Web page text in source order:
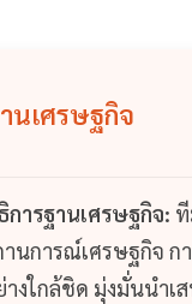
นเศรษฐกิจ
ารฐานเศรษฐกิจ:
นการณ์เศรษฐกิจ ก
งใกล้ชิด มุ่งมั่นนำเ